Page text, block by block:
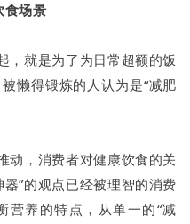
食场景
，就是为了为日常超额的饭
懒得锻炼的人认为是“减肥
动，消费者对健康饮食的关
”的观点已经被理智的消费
营养的特点，从单一的“减